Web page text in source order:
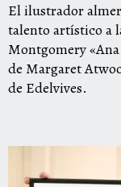
El ilustrador
talento artístico a
Montgomery
de Margaret
de Edelvives.